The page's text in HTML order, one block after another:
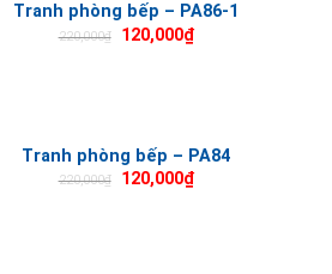
Tranh phòng bếp – PA86-1
220,000₫ 120,000₫
Tranh phòng bếp – PA84
220,000₫ 120,000₫